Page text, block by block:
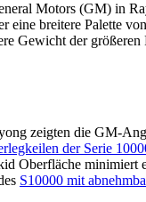
Motors (GM) in
eine breitere Palette
Gewicht der
zeigten die GM-
der Serie
Oberfläche minimiert
S10000 mit